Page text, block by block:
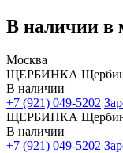
В наличии в
Москва
ЩЕРБИНКА
В наличии
+7 (921) 049-5202
ЩЕРБИНКА
В наличии
+7 (921) 049-5202